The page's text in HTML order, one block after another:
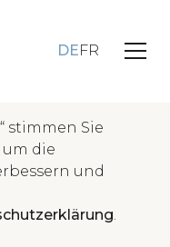
DEFR
stimmen Sie
um die
und
.